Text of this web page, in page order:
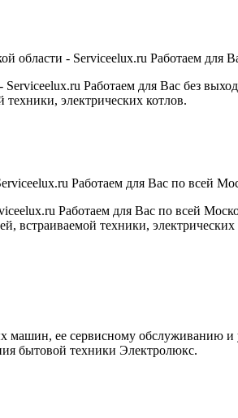
- Serviceelux.ru Работаем для
Работаем для Вас без
электрических котлов.
Работаем для Вас по всей
Работаем для Вас по всей
встраиваемой техники, электрических
машин, ее сервисному обслуживанию
бытовой техники Электролюкс.